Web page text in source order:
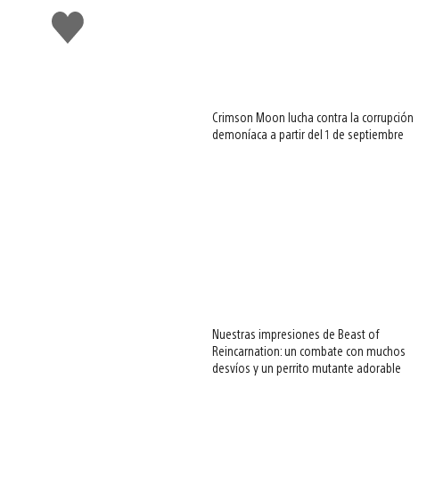
Me
gusta
Crimson Moon lucha contra la corrupción
demoníaca a partir del 1 de septiembre
Nuestras impresiones de Beast of
Reincarnation: un combate con muchos
desvíos y un perrito mutante adorable